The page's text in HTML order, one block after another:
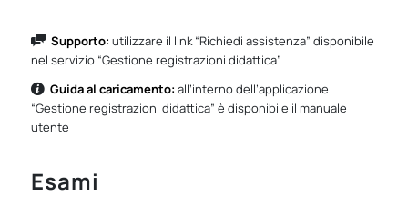
Supporto:utilizzare il link “Richiedi assistenza” disponibile
nel servizio “Gestione registrazioni didattica”
Guida al caricamento:all’interno dell’applicazione
“Gestione registrazioni didattica” è disponibile il manuale
utente
Esami